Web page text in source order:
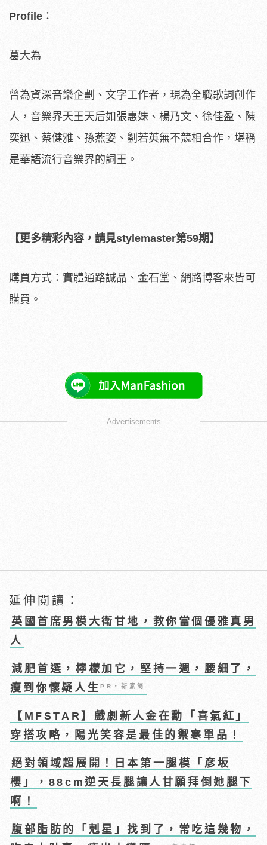
Profile ：
葛大為
曾為資深音樂企劃、文字工作者，現為全職歌詞創作
人，音樂界天王天后如張惠妹、楊乃文、徐佳盈、陳
奕迅、蔡健雅、孫燕姿、劉若英無不競相合作，堪稱
是華語流行音樂界的詞王。
【更多精彩內容，請見stylemaster第59期】
購買方式：實體通路誠品、金石堂、網路博客來皆可
購買。
Advertisements
延伸閱讀：
英國首席男模大衛甘地，教你當個優雅真男
人
減肥首選，檸檬加它，堅持一週，腰細了，
瘦到你懷疑人生PR・新素簡
【MFSTAR】戲劇新人金在勳「喜氣紅」
穿搭攻略，陽光笑容是最佳的禦寒單品！
絕對領域超展開！日本第一腿模「彦坂
櫻」，88cm逆天長腿讓人甘願拜倒她腿下
啊！
腹部脂肪的「剋星」找到了，常吃這幾物，